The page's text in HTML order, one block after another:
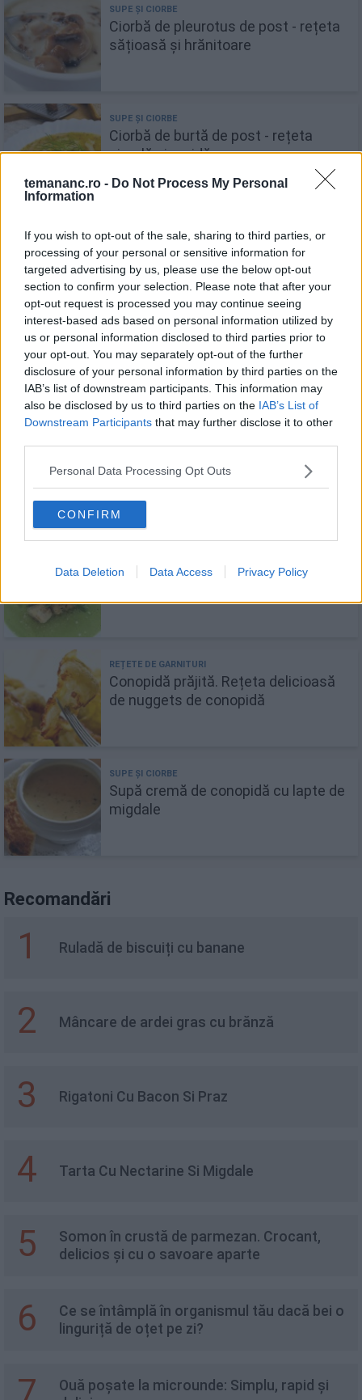
temananc.ro - Do Not Process My Personal
Information
If you wish to opt-out of the sale, sharing to third parties, or
processing of your personal or sensitive information for
targeted advertising by us, please use the below opt-out
section to confirm your selection. Please note that after your
opt-out request is processed you may continue seeing
interest-based ads based on personal information utilized by
us or personal information disclosed to third parties prior to
your opt-out. You may separately opt-out of the further
disclosure of your personal information by third parties on the
IAB’s list of downstream participants. This information may
also be disclosed by us to third parties on the IAB’s List of
Downstream Participants that may further disclose it to other
Personal Data Processing Opt Outs
CONFIRM
Data Deletion Data Access Privacy Policy
Ciorbă de pleurotus de post - rețeta
sățioasă și hrănitoare
Ciorbă de burtă de post - rețeta
simplă și rapidă
Conopidă la airfryer - rețete
delicioase & crocante
Supă cremă de conopidă cu cheddar
maturat
Crema de conopida cu usturoi
Supa crema de mazare cu menta
Conopidă prăjită. Rețeta delicioasă
de nuggets de conopidă
Supă cremă de conopidă cu lapte de
migdale
Recomandări
1 Ruladă de biscuiți cu banane
2 Mâncare de ardei gras cu brănză
3 Rigatoni Cu Bacon Si Praz
4 Tarta Cu Nectarine Si Migdale
5
Somon în crustă de parmezan. Crocant,
delicios și cu o savoare aparte
6
Ce se întâmplă în organismul tău dacă bei o
linguriță de oțet pe zi?
Ouă poșate la microunde: Simplu, rapid și